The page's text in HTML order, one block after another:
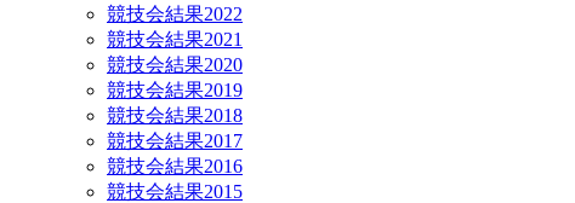
競技会結果2022
競技会結果2021
競技会結果2020
競技会結果2019
競技会結果2018
競技会結果2017
競技会結果2016
競技会結果2015